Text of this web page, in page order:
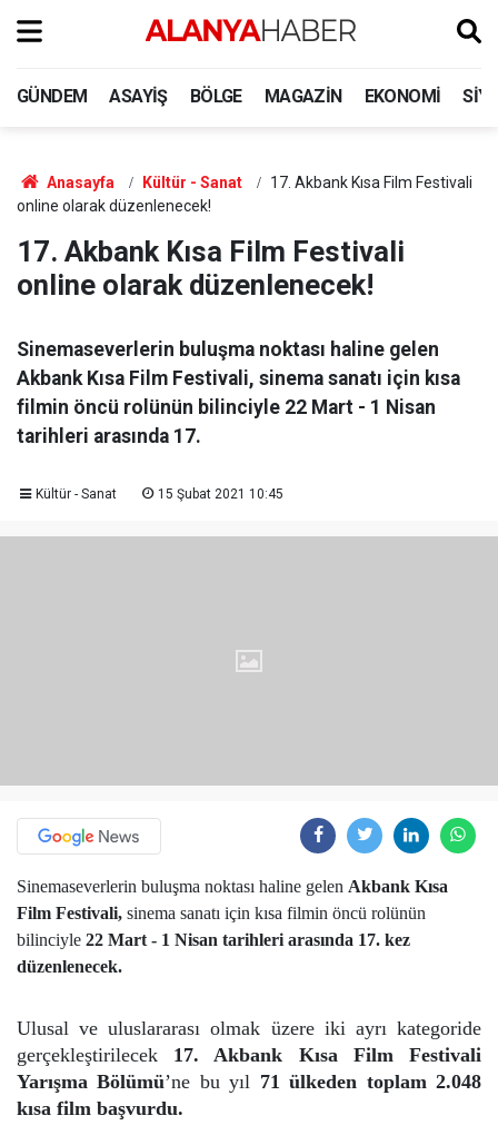
GÜNDEM ASAYIŞ BÖLGE MAGAZIN EKONOMI
Anasayfa Kültür - Sanat
17. Akbank Kısa Film Festivali
online olarak düzenlenecek!
17. Akbank Kısa Film Festivali
online olarak düzenlenecek!
Sinemaseverlerin buluşma noktası haline gelen
Akbank Kısa Film Festivali, sinema sanatı için kısa
filmin öncü rolünün bilinciyle 22 Mart - 1 Nisan
tarihleri arasında 17.
Kültür - Sanat 15 Şubat 2021 10:45
Sinemaseverlerin buluşma noktası haline gelen Akbank Kısa
Film Festivali, sinema sanatı için kısa filmin öncü rolünün
bilinciyle 22 Mart - 1 Nisan tarihleri arasında 17. kez
düzenlenecek.
Ulusal ve uluslararası olmak üzere iki ayrı kategoride
gerçekleştirilecek 17. Akbank Kısa Film Festivali
Yarışma Bölümü’ne bu yıl 71 ülkeden toplam 2.048
kısa film başvurdu.